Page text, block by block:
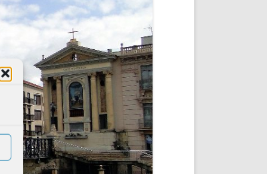
LOGOTIPO
ENTREVISTAS
SONRISA
ENVÍA CORREO
CANALES DE VÍDEO